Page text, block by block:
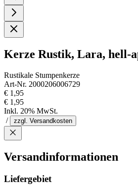
Kerze Rustik, Lara, hell-
Rustikale Stumpenkerze
Art-Nr. 2000206006729
€ 1,95
€ 1,95
Inkl. 20% MwSt.
/
zzgl. Versandkosten
Versandinformationen
Liefergebiet